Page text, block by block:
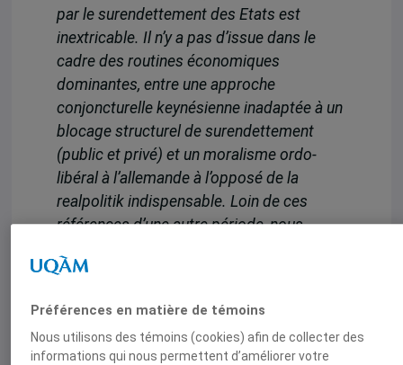
par le surendettement des Etats est
inextricable. Il n’y a pas d’issue dans le
cadre des routines économiques
dominantes, entre une approche
conjoncturelle keynésienne inadaptée à un
blocage structurel de surendettement
(public et privé) et un moralisme ordo-
libéral à l’allemande à l’opposé de la
realpolitik indispensable. Loin de ces
références d’une autre période, nous
de sortie d’une situation qui stérilise les
nous conduire qu’au pire, dont les émeutes
britanniques n’ont été qu’un avant-goût.
Préférences en matière de témoins
Nous utilisons des témoins (cookies) afin de collecter des
informations qui nous permettent d’améliorer votre